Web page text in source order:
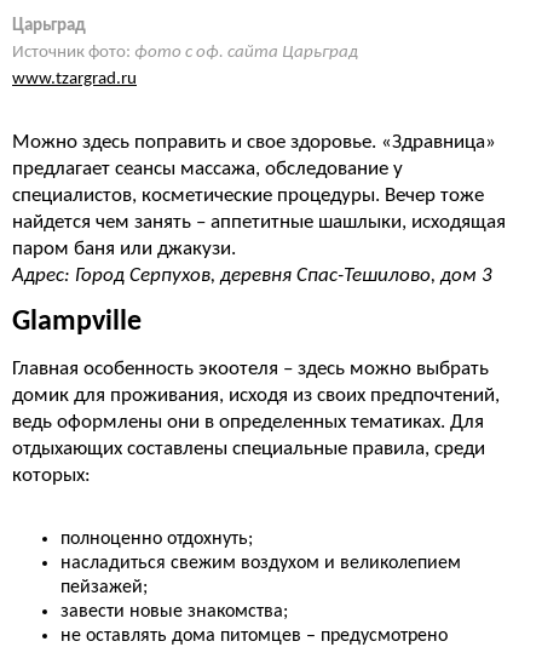
Царьград
Источник фото: фото с оф. сайта Царьград
www.tzargrad.ru
Можно здесь поправить и свое здоровье. «Здравница»
предлагает сеансы массажа, обследование у
специалистов, косметические процедуры. Вечер тоже
найдется чем занять – аппетитные шашлыки, исходящая
паром баня или джакузи.
Адрес: Город Серпухов, деревня Спас-Тешилово, дом 3
Glampville
Главная особенность экоотеля – здесь можно выбрать
домик для проживания, исходя из своих предпочтений,
ведь оформлены они в определенных тематиках. Для
отдыхающих составлены специальные правила, среди
которых:
полноценно отдохнуть;
насладиться свежим воздухом и великолепием
пейзажей;
завести новые знакомства;
не оставлять дома питомцев – предусмотрено